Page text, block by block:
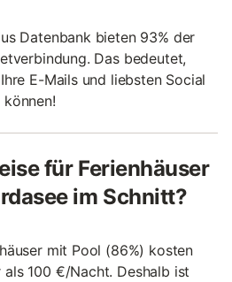
Datenbank bieten 93% der
Das bedeutet,
E-Mails und liebsten Social
für Ferienhäuser
im Schnitt?
mit Pool (86%) kosten
100 €/Nacht. Deshalb ist